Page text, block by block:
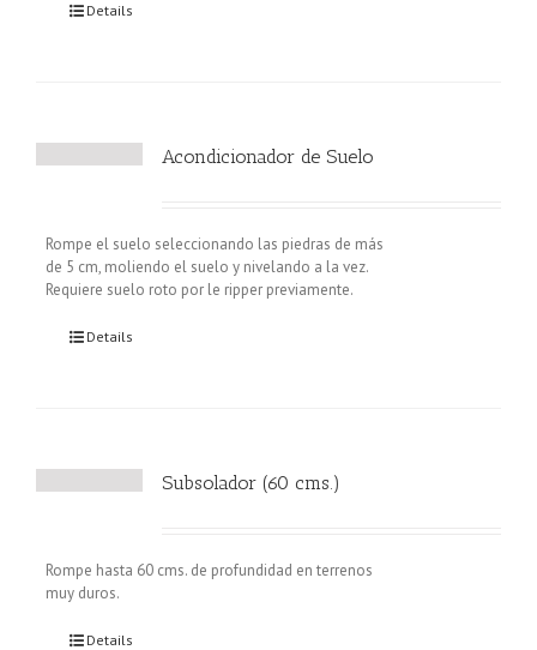
Details
Acondicionador de Suelo
Rompe el suelo seleccionando las piedras de más
de 5 cm, moliendo el suelo y nivelando a la vez.
Requiere suelo roto por le ripper previamente.
Details
Subsolador (60 cms.)
Rompe hasta 60 cms. de profundidad en terrenos
muy duros.
Details